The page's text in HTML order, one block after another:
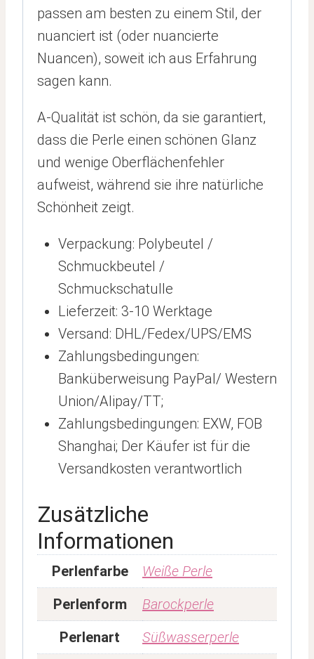
passen am besten zu einem Stil, der
nuanciert ist (oder nuancierte
Nuancen), soweit ich aus Erfahrung
sagen kann.
A-Qualität ist schön, da sie garantiert,
dass die Perle einen schönen Glanz
und wenige Oberflächenfehler
aufweist, während sie ihre natürliche
Schönheit zeigt.
Verpackung: Polybeutel /
Schmuckbeutel /
Schmuckschatulle
Lieferzeit: 3-10 Werktage
Versand: DHL/Fedex/UPS/EMS
Zahlungsbedingungen:
Banküberweisung PayPal/ Western
Union/Alipay/TT;
Zahlungsbedingungen: EXW, FOB
Shanghai; Der Käufer ist für die
Versandkosten verantwortlich
Zusätzliche
Informationen
Perlenfarbe
Weiße Perle
Perlenform
Barockperle
Perlenart
Süßwasserperle